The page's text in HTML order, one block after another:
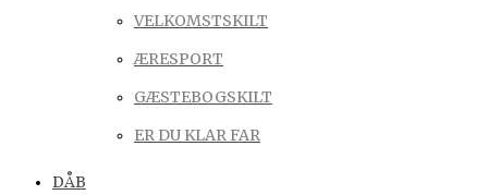
VELKOMSTSKILT
ÆRESPORT
GÆSTEBOGSKILT
ER DU KLAR FAR
DÅB